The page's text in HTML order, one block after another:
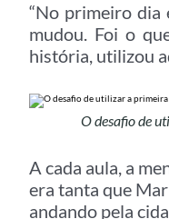
“No primeiro dia
mudou. Foi o
história, utilizou
O desafio de
A cada aula, a
era tanta que
andando pela